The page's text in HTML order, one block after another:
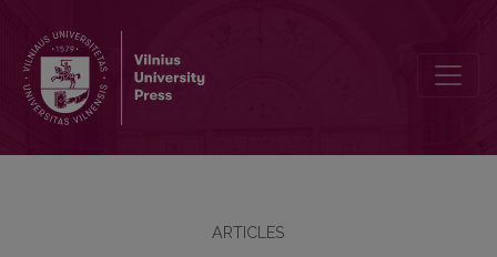
ARTICLES